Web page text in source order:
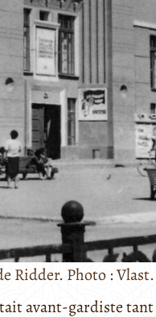
Ridder. Photo : Vlast.
avant-gardiste